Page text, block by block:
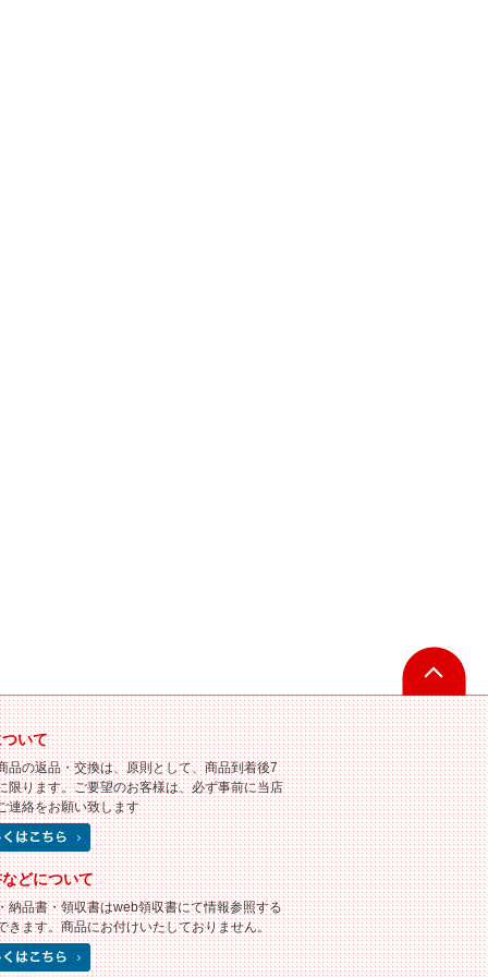
いて
品の返品・交換は、原則として、商品到着後7
限ります。ご要望のお客様は、必ず事前に当店
連絡をお願い致します
どについて
納品書・領収書はweb領収書にて情報参照する
きます。商品にお付けいたしておりません。